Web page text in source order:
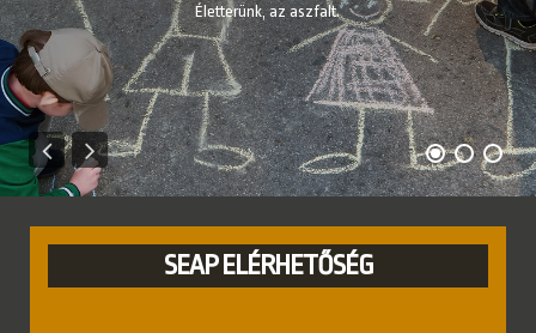
Életterünk, az aszfalt.
SEAP ELÉRHETŐSÉG